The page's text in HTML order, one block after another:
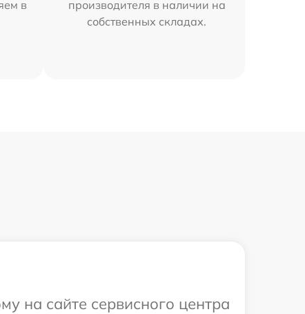
в
производителя в наличии на
собственных складах.
на сайте сервисного центра